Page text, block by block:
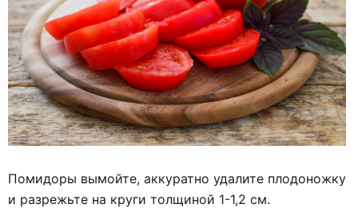
Помидоры вымойте, аккуратно удалите плодоножку
и разрежьте на круги толщиной 1-1,2 см.